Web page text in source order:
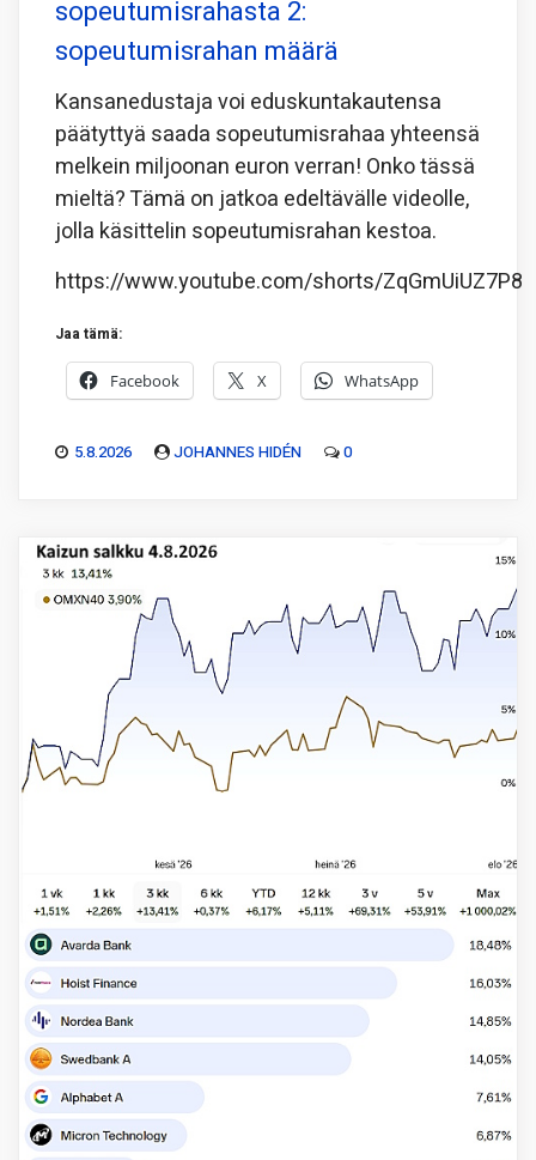
sopeutumisrahasta 2:
sopeutumisrahan määrä
Kansanedustaja voi eduskuntakautensa
päätyttyä saada sopeutumisrahaa yhteensä
melkein miljoonan euron verran! Onko tässä
mieltä? Tämä on jatkoa edeltävälle videolle,
jolla käsittelin sopeutumisrahan kestoa.
https://www.youtube.com/shorts/ZqGmUiUZ7P8
Jaa tämä:
Facebook X WhatsApp
5.8.2026 JOHANNES HIDÉN 0